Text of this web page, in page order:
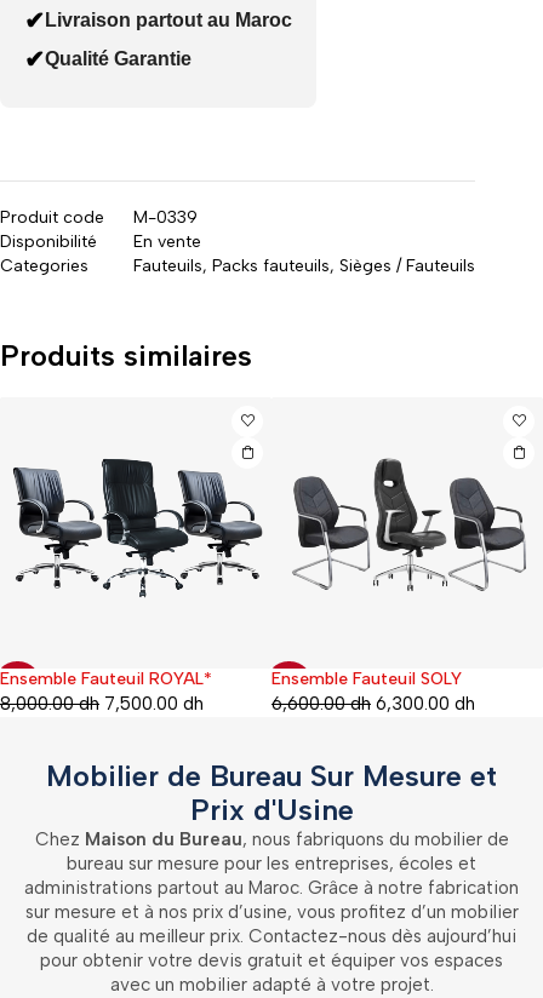
✔ Livraison partout au Maroc
✔Qualité Garantie
Produit code
M-0339
Disponibilité
En vente
Categories
Fauteuils, Packs fauteuils, Sièges / Fauteuils
Produits similaires
-6%
Ensemble Fauteuil ROYAL*
8,000.00dh 7,500.00 dh
-5%
Ensemble Fauteuil SOLY
6,600.00dh 6,300.00 dh
Mobilier de Bureau Sur Mesure et
Prix d'Usine
Chez Maison du Bureau, nous fabriquons du mobilier de
bureau sur mesure pour les entreprises, écoles et
administrations partout au Maroc. Grâce à notre fabrication
sur mesure et à nos prix d’usine, vous profitez d’un mobilier
de qualité au meilleur prix. Contactez-nous dès aujourd’hui
pour obtenir votre devis gratuit et équiper vos espaces
avec un mobilier adapté à votre projet.